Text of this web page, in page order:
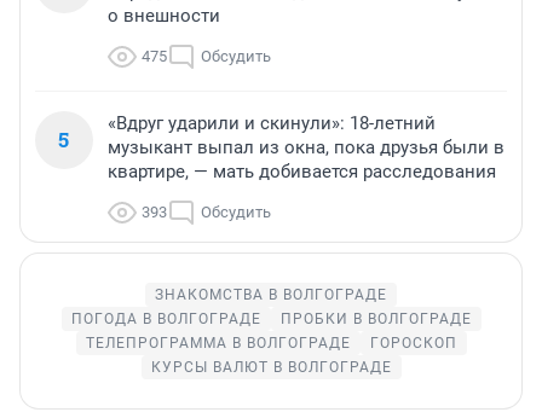
о внешности
475 Обсудить
5
«Вдруг ударили и скинули»: 18-летний
музыкант выпал из окна, пока друзья были в
квартире, — мать добивается расследования
393 Обсудить
ЗНАКОМСТВА В ВОЛГОГРАДЕ
ПОГОДА В ВОЛГОГРАДЕ
ПРОБКИ В ВОЛГОГРАДЕ
ТЕЛЕПРОГРАММА В ВОЛГОГРАДЕ
ГОРОСКОП
КУРСЫ ВАЛЮТ В ВОЛГОГРАДЕ